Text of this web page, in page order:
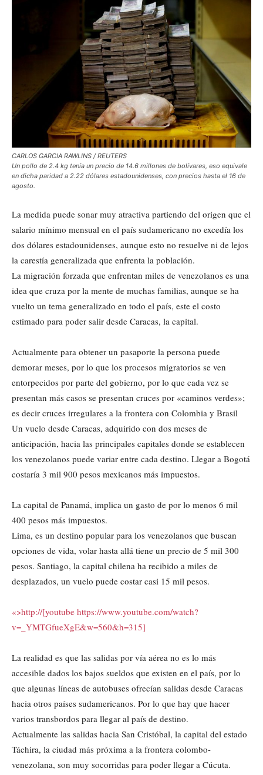
CARLOS GARCIA RAWLINS / REUTERS
Un pollo de 2.4 kg tenía un precio de 14.6 millones de bolívares, eso equivale
en dicha paridad a 2.22 dólares estadounidenses, con precios hasta el 16 de
agosto.
La medida puede sonar muy atractiva partiendo del origen que el
salario mínimo mensual en el país sudamericano no excedía los
dos dólares estadounidenses, aunque esto no resuelve ni de lejos
la carestía generalizada que enfrenta la población.
La migración forzada que enfrentan miles de venezolanos es una
idea que cruza por la mente de muchas familias, aunque se ha
vuelto un tema generalizado en todo el país, este el costo
estimado para poder salir desde Caracas, la capital.
Actualmente para obtener un pasaporte la persona puede
demorar meses, por lo que los procesos migratorios se ven
entorpecidos por parte del gobierno, por lo que cada vez se
presentan más casos se presentan cruces por «caminos verdes»;
es decir cruces irregulares a la frontera con Colombia y Brasil
Un vuelo desde Caracas, adquirido con dos meses de
anticipación, hacia las principales capitales donde se establecen
los venezolanos puede variar entre cada destino. Llegar a Bogotá
costaría 3 mil 900 pesos mexicanos más impuestos.
La capital de Panamá, implica un gasto de por lo menos 6 mil
400 pesos más impuestos.
Lima, es un destino popular para los venezolanos que buscan
opciones de vida, volar hasta allá tiene un precio de 5 mil 300
pesos. Santiago, la capital chilena ha recibido a miles de
desplazados, un vuelo puede costar casi 15 mil pesos.
«>http://[youtube https://www.youtube.com/watch?
v=_YMTGfueXgE&w=560&h=315]
La realidad es que las salidas por vía aérea no es lo más
accesible dados los bajos sueldos que existen en el país, por lo
que algunas líneas de autobuses ofrecían salidas desde Caracas
hacia otros países sudamericanos. Por lo que hay que hacer
varios transbordos para llegar al país de destino.
Actualmente las salidas hacia San Cristóbal, la capital del estado
Táchira, la ciudad más próxima a la frontera colombo-
venezolana, son muy socorridas para poder llegar a Cúcuta.